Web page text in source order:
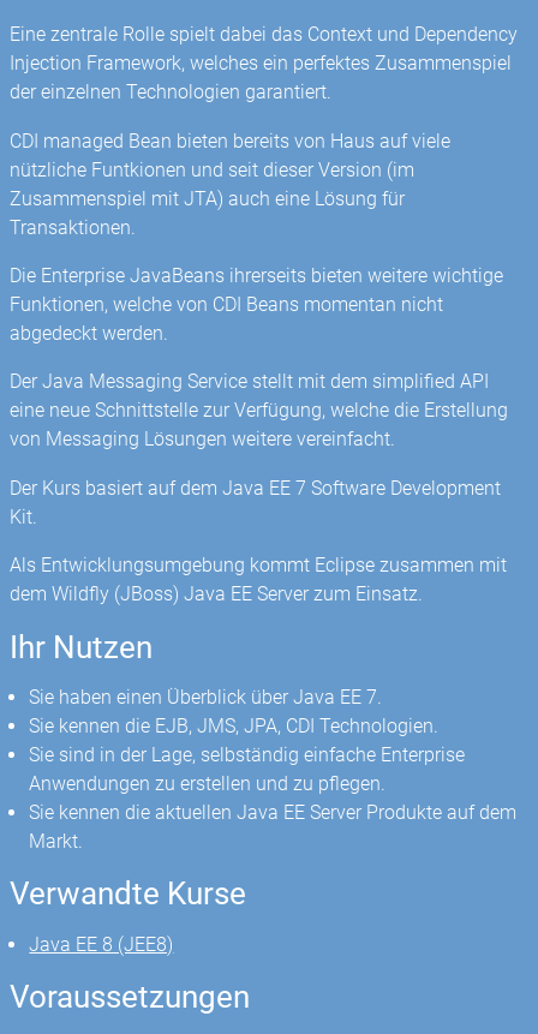
Eine zentrale Rolle spielt dabei das Context und Dependency
Injection Framework, welches ein perfektes Zusammenspiel
der einzelnen Technologien garantiert.
CDI managed Bean bieten bereits von Haus auf viele
nützliche Funtkionen und seit dieser Version (im
Zusammenspiel mit JTA) auch eine Lösung für
Transaktionen.
Die Enterprise JavaBeans ihrerseits bieten weitere wichtige
Funktionen, welche von CDI Beans momentan nicht
abgedeckt werden.
Der Java Messaging Service stellt mit dem simplified API
eine neue Schnittstelle zur Verfügung, welche die Erstellung
von Messaging Lösungen weitere vereinfacht.
Der Kurs basiert auf dem Java EE 7 Software Development
Kit.
Als Entwicklungsumgebung kommt Eclipse zusammen mit
dem Wildfly (JBoss) Java EE Server zum Einsatz.
Ihr Nutzen
Sie haben einen Überblick über Java EE 7.
Sie kennen die EJB, JMS, JPA, CDI Technologien.
Sie sind in der Lage, selbständig einfache Enterprise
Anwendungen zu erstellen und zu pflegen.
Sie kennen die aktuellen Java EE Server Produkte auf dem
Markt.
Verwandte Kurse
Java EE 8 (JEE8)
Voraussetzungen